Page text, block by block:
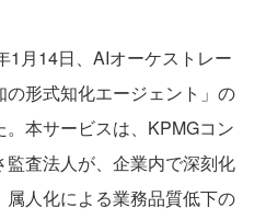
月14日、AIオーケストレー
形式知化エージェント」の
本サービスは、KPMGコン
査法人が、企業内で深刻化
人化による業務品質低下の